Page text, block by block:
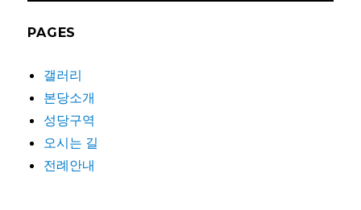
PAGES
갤러리
본당소개
성당구역
오시는 길
전례안내